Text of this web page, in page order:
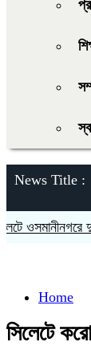
News Title :
ওসমানীনগরে দুই
Home
সিলেটে